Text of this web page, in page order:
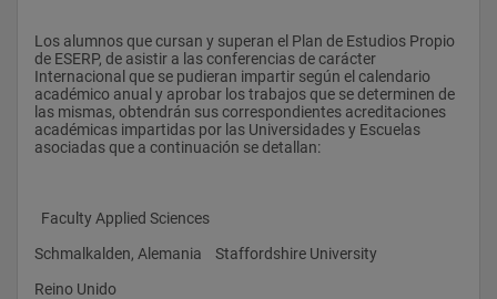
Los alumnos que cursan y superan el Plan de Estudios Propio
de ESERP, de asistir a las conferencias de carácter
Internacional que se pudieran impartir según el calendario
académico anual y aprobar los trabajos que se determinen de
las mismas, obtendrán sus correspondientes acreditaciones
académicas impartidas por las Universidades y Escuelas
asociadas que a continuación se detallan:
  Faculty Applied Sciences
Schmalkalden, Alemania    Staffordshire University
Reino Unido